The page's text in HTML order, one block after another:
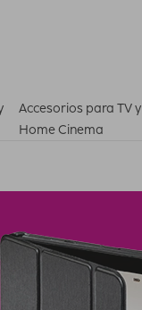
Accesorios para TV y
Home Cinema